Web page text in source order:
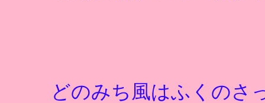
どのみち風はふくのさ